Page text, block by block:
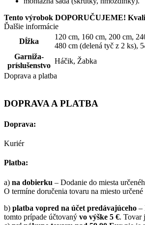
Tento výrobok DOPORUČUJEME!
Ďalšie informácie
Dĺžka
120 cm, 160 cm, 200 cm,
480 cm (delená tyč z 2 ks),
Garniža-
príslušenstvo
Háčik, Žabka
Doprava a platba
DOPRAVA A PLATBA
Doprava:
Kuriér
Platba:
a) na dobierku – Dodanie do miesta
O termíne doručenia tovaru na miesto
b) platba vopred na účet predávajúceho –
tomto prípade účtovaný vo výške 5 €. Tovar